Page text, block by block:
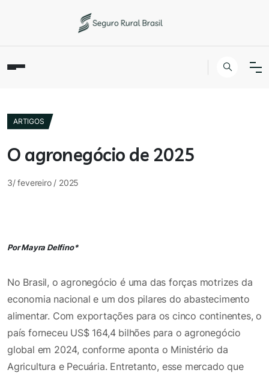
ARTIGOS
O agronegócio de 2025
3/ fevereiro / 2025
Por Mayra Delfino*
No Brasil, o agronegócio é uma das forças motrizes da
economia nacional e um dos pilares do abastecimento
alimentar. Com exportações para os cinco continentes, o
país forneceu US$ 164,4 bilhões para o agronegócio
global em 2024, conforme aponta o Ministério da
Agricultura e Pecuária. Entretanto, esse mercado que